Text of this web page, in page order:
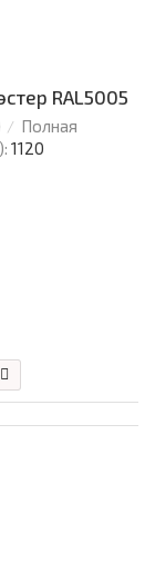
RAL5005
Полная
1120